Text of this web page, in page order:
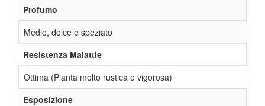
Profumo
Medio, dolce e speziato
Resistenza Malattie
Ottima (Pianta molto rustica e vigorosa)
Esposizione